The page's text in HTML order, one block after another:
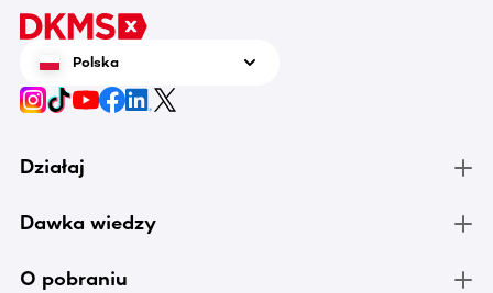
Polska
Działaj
Dawka wiedzy
O pobraniu